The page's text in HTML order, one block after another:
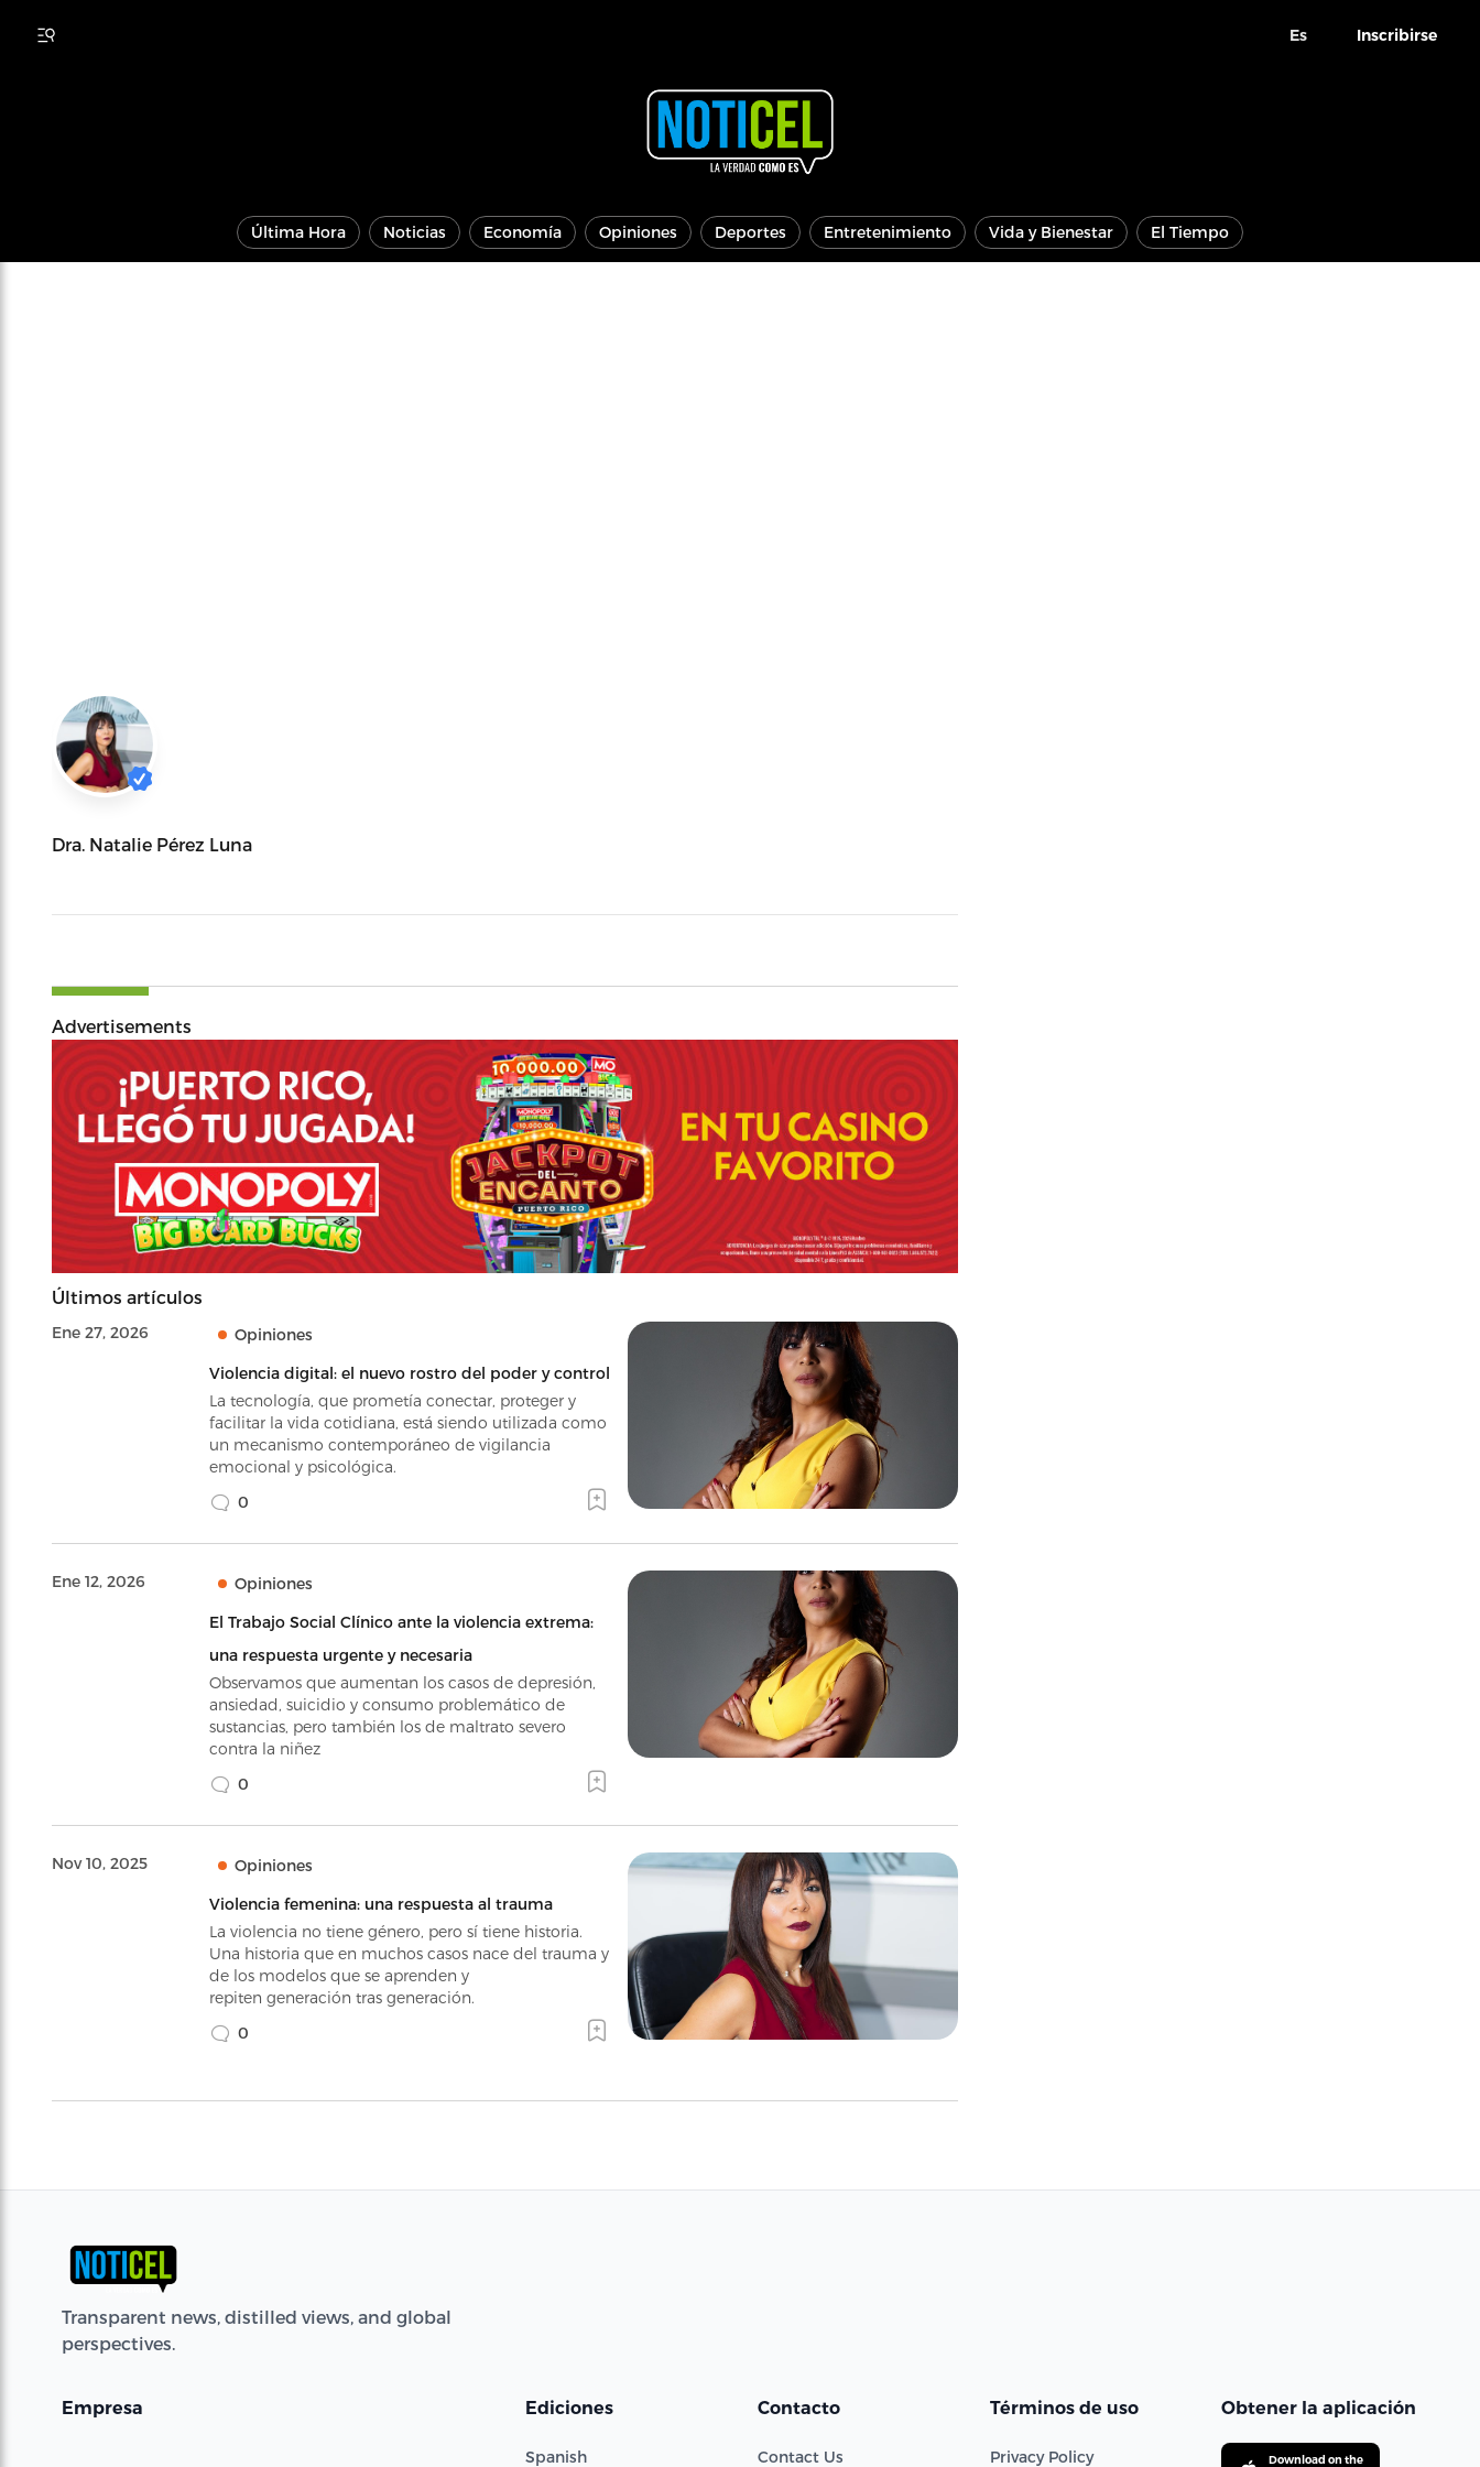
Es Inscribirse
Última Hora Noticias Economía Opiniones Deportes Entretenimiento Vida y Bienestar El Tiempo
Dra. Natalie Pérez Luna
Advertisements
Últimos artículos
Ene 27, 2026 Opiniones
Violencia digital: el nuevo rostro del poder y control
La tecnología, que prometía conectar, proteger y
facilitar la vida cotidiana, está siendo utilizada como
un mecanismo contemporáneo de vigilancia
emocional y psicológica.
0
Ene 12, 2026 Opiniones
El Trabajo Social Clínico ante la violencia extrema:
una respuesta urgente y necesaria
Observamos que aumentan los casos de depresión,
ansiedad, suicidio y consumo problemático de
sustancias, pero también los de maltrato severo
contra la niñez
0
Nov 10, 2025 Opiniones
Violencia femenina: una respuesta al trauma
La violencia no tiene género, pero sí tiene historia.
Una historia que en muchos casos nace del trauma y
de los modelos que se aprenden y
repiten generación tras generación.
0
Transparent news, distilled views, and global
perspectives.
Empresa Ediciones
Spanish
Contacto
Contact Us
Términos de uso
Privacy Policy
Obtener la aplicación
Download on the